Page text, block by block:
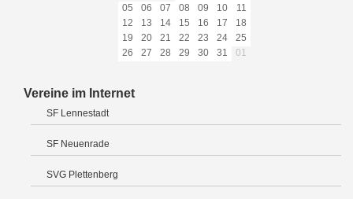
05
06 07 08 09 10
11
12
13 14 15 16 17
18
19
20 21 22 23 24
25
26
27 28 29 30 31 01
Vereine im Internet
SF Lennestadt
SF Neuenrade
SVG Plettenberg